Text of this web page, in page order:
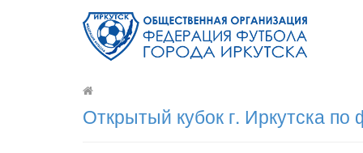
Открытый кубок г. Иркутска по